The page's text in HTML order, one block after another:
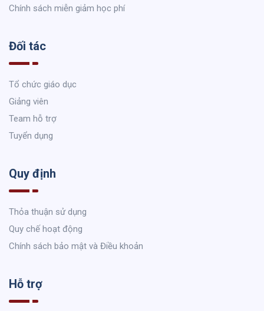
Chính sách miễn giảm học phí
Đối tác
Tổ chức giáo dục
Giảng viên
Team hỗ trợ
Tuyển dụng
Quy định
Thỏa thuận sử dụng
Quy chế hoạt động
Chính sách bảo mật và Điều khoản
Hỗ trợ